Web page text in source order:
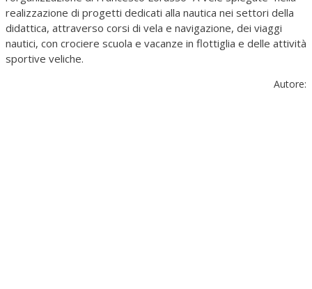
realizzazione di progetti dedicati alla nautica nei settori della
didattica, attraverso corsi di vela e navigazione, dei viaggi
nautici, con crociere scuola e vacanze in flottiglia e delle attività
sportive veliche.
Autore: